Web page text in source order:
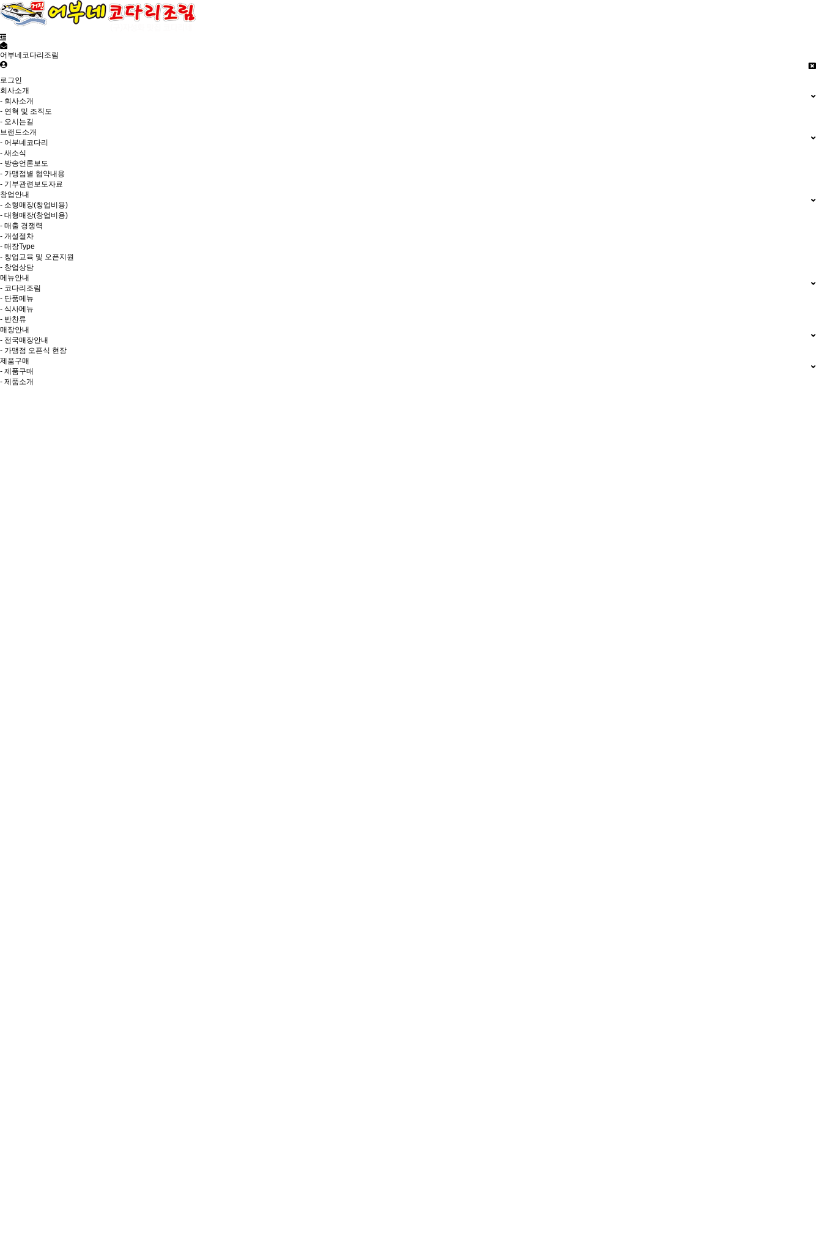
어부네코다리조림
로그인
회사소개
- 회사소개
- 연혁 및 조직도
- 오시는길
브랜드소개
- 어부네코다리
- 새소식
- 방송언론보도
- 가맹점별 협약내용
- 기부관련보도자료
창업안내
- 소형매장(창업비용)
- 대형매장(창업비용)
- 매출 경쟁력
- 개설절차
- 매장Type
- 창업교육 및 오픈지원
- 창업상담
메뉴안내
- 코다리조림
- 단품메뉴
- 식사메뉴
- 반찬류
매장안내
- 전국매장안내
- 가맹점 오픈식 현장
제품구매
- 제품구매
- 제품소개